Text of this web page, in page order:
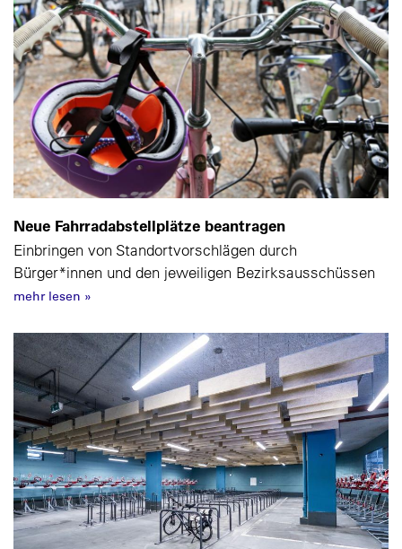
Neue Fahrradabstellplätze beantragen
Einbringen von Standortvorschlägen durch
Bürger*innen und den jeweiligen Bezirksausschüssen
mehr lesen »